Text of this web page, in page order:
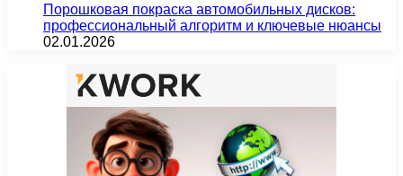
Порошковая покраска автомобильных дисков:
профессиональный алгоритм и ключевые нюансы
02.01.2026